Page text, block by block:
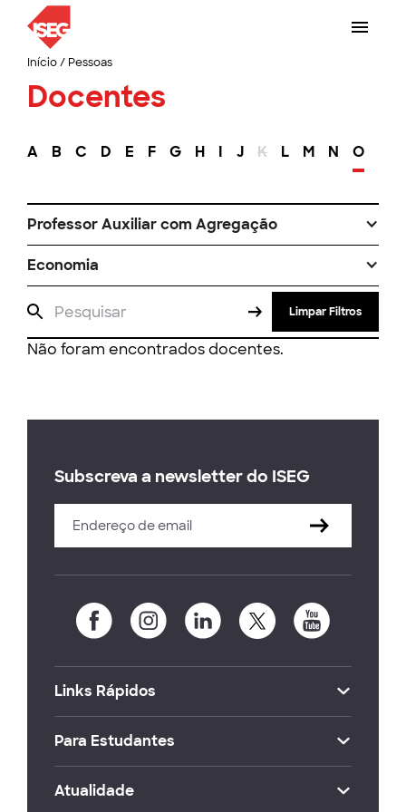
Início/ Pessoas
Docentes
A B C D E F G H I J K L M N O
Professor Auxiliar com Agregação
Economia
Limpar Filtros
Não foram encontrados docentes.
Subscreva a newsletter do ISEG
Links Rápidos
Para Estudantes
Atualidade